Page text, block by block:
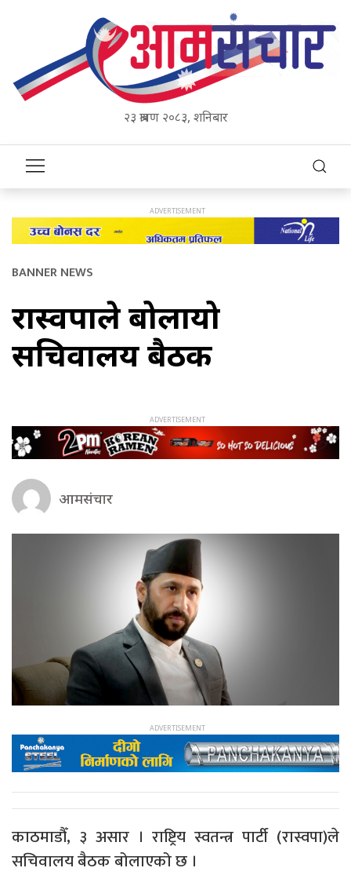
२३ श्रावण २०८३, शनिबार
BANNER NEWS
रास्वपाले बोलायो
सचिवालय बैठक
आमसंचार
काठमाडौँ, ३ असार । राष्ट्रिय स्वतन्त्र पार्टी (रास्वपा)ले
सचिवालय बैठक बोलाएको छ ।